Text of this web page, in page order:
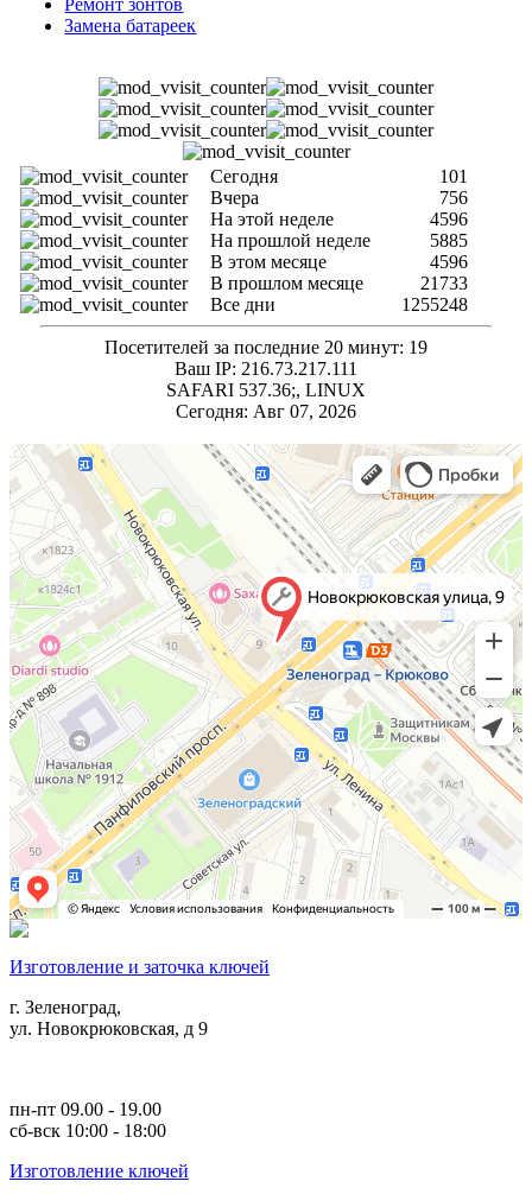
Замена батареек
Сегодня
101
Вчера
756
На этой неделе
4596
На прошлой неделе
5885
В этом месяце
4596
В прошлом месяце
21733
Все дни
1255248
Посетителей за последние 20 минут: 19
Ваш IP: 216.73.217.111
SAFARI 537.36;, LINUX
Сегодня: Авг 07, 2026
Изготовление и заточка ключей
г. Зеленоград,
ул. Новокрюковская, д 9
пн-пт 09.00 - 19.00
сб-вск 10:00 - 18:00
Изготовление ключей